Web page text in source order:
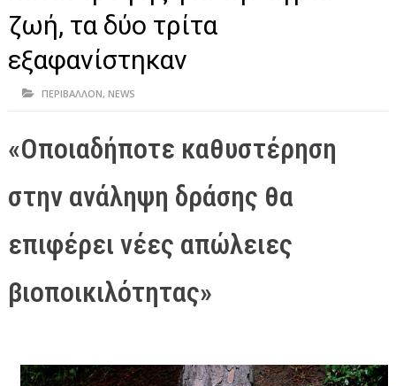
ΠΡΕΒΕΖΑ
ΑΡΤΑ
ΘΕΣΠΡΩΤΙΑ
ΥΓΕΙΑ-ΟΜΟΡΦΙΑ
ΠΟΛΙΤΙΣΜΟΣ
ΤΕΧΝΟΛΟΓΙΑ
ζωή, τα δύο τρίτα
εξαφανίστηκαν
ΠΕΡΙΒΑΛΛΟΝ, NEWS
«Οποιαδήποτε καθυστέρηση
στην ανάληψη δράσης θα
επιφέρει νέες απώλειες
βιοποικιλότητας»